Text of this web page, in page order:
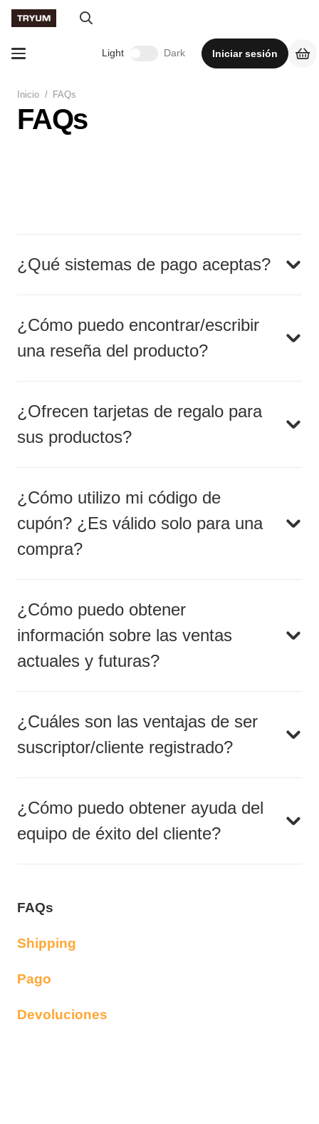
Light Dark Iniciar sesión
Inicio / FAQs
FAQs
¿Qué sistemas de pago aceptas?
¿Cómo puedo encontrar/escribir
una reseña del producto?
¿Ofrecen tarjetas de regalo para
sus productos?
¿Cómo utilizo mi código de
cupón? ¿Es válido solo para una
compra?
¿Cómo puedo obtener
información sobre las ventas
actuales y futuras?
¿Cuáles son las ventajas de ser
suscriptor/cliente registrado?
¿Cómo puedo obtener ayuda del
equipo de éxito del cliente?
FAQs
Shipping
Pago
Devoluciones